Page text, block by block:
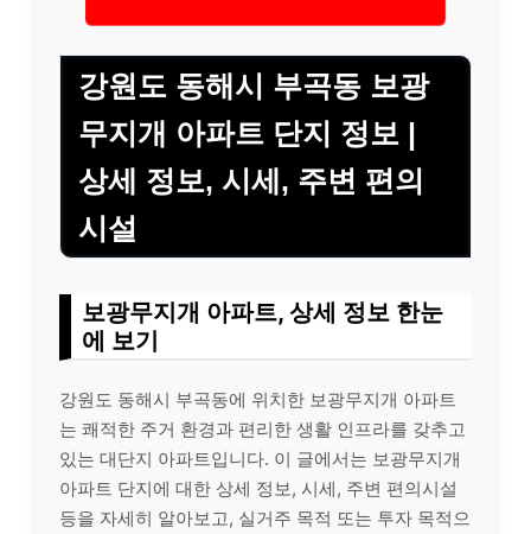
강원도 동해시 부곡동 보광
무지개 아파트 단지 정보 |
상세 정보, 시세, 주변 편의
시설
보광무지개 아파트, 상세 정보 한눈
에 보기
강원도 동해시 부곡동에 위치한 보광무지개 아파트
는 쾌적한 주거 환경과 편리한 생활 인프라를 갖추고
있는 대단지 아파트입니다. 이 글에서는 보광무지개
아파트 단지에 대한 상세 정보, 시세, 주변 편의시설
등을 자세히 알아보고, 실거주 목적 또는 투자 목적으